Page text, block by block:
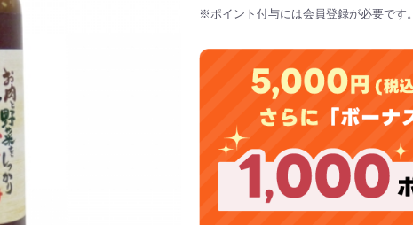
※ポイント付与には会員登録が必要です。